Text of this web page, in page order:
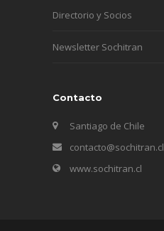
Directorio y Socios
Newsletter Sochitran
Contacto
Santiago de Chile
contacto@sochitran.cl
www.sochitran.cl